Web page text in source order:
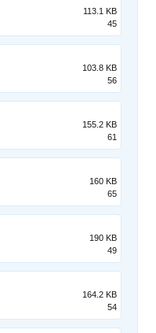
113.1 KB
45
103.8 KB
56
155.2 KB
61
160 KB
65
190 KB
49
164.2 KB
54